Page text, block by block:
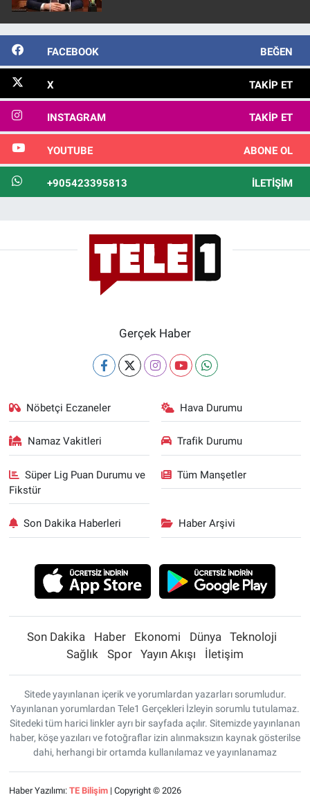
FACEBOOK BEĞEN
X TAKIP ET
INSTAGRAM TAKIP ET
YOUTUBE ABONE OL
+905423395813 İLETIŞIM
Gerçek Haber
Nöbetçi Eczaneler Hava Durumu
Namaz Vakitleri Trafik Durumu
Süper Lig Puan Durumu ve
Fikstür
Tüm Manşetler
Son Dakika Haberleri Haber Arşivi
Son Dakika Haber Ekonomi Dünya
Teknoloji
Sağlık
Spor Yayın Akışı İletişim
Sitede yayınlanan içerik ve yorumlardan yazarları sorumludur.
Yayınlanan yorumlardan Tele1 Gerçekleri İzleyin sorumlu tutulamaz.
Sitedeki tüm harici linkler ayrı bir sayfada açılır. Sitemizde yayınlanan
haber, köşe yazıları ve fotoğraflar izin alınmaksızın kaynak gösterilse
dahi, herhangi bir ortamda kullanılamaz ve yayınlanamaz
Haber Yazılımı: TE Bilişim| Copyright © 2026